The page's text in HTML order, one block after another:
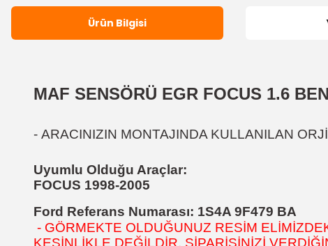
Ürün Bilgisi
MAF SENSÖRÜ EGR FOCUS 1.6
- ARACINIZIN MONTAJINDA KULLANILAN
Uyumlu Olduğu Araçlar:
FOCUS 1998-2005
Ford Referans Numarası: 1S4A 9F479 BA
- GÖRMEKTE OLDUĞUNUZ RESİM
KESİNLİKLE DEĞİLDİR. SİPARİŞİNİZİ